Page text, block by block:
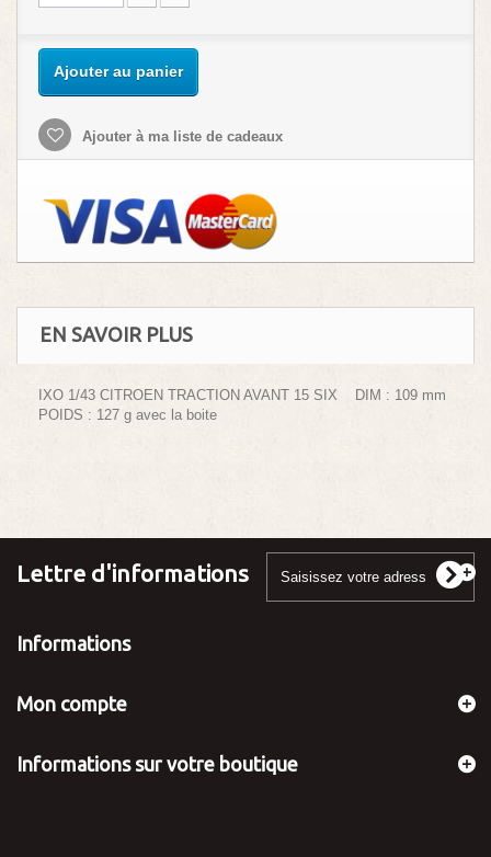
Ajouter au panier
Ajouter à ma liste de cadeaux
EN SAVOIR PLUS
IXO 1/43 CITROEN TRACTION AVANT 15 SIX DIM : 109 mm
POIDS : 127 g avec la boite
Lettre d'informations
Informations
Mon compte
Informations sur votre boutique